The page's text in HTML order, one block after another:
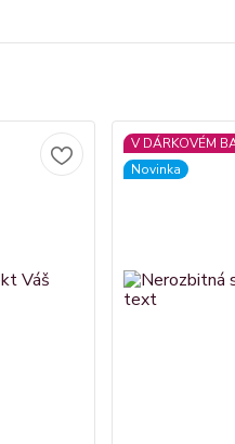
V DÁRKOVÉM
Novinka